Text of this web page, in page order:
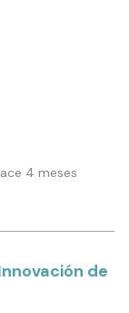
4 meses
de